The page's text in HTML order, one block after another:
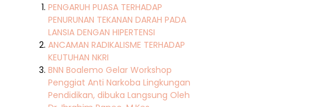
PENGARUH PUASA TERHADAP
PENURUNAN TEKANAN DARAH PADA
LANSIA DENGAN HIPERTENSI
ANCAMAN RADIKALISME TERHADAP
KEUTUHAN NKRI
BNN Boalemo Gelar Workshop
Penggiat Anti Narkoba Lingkungan
Pendidikan, dibuka Langsung Oleh